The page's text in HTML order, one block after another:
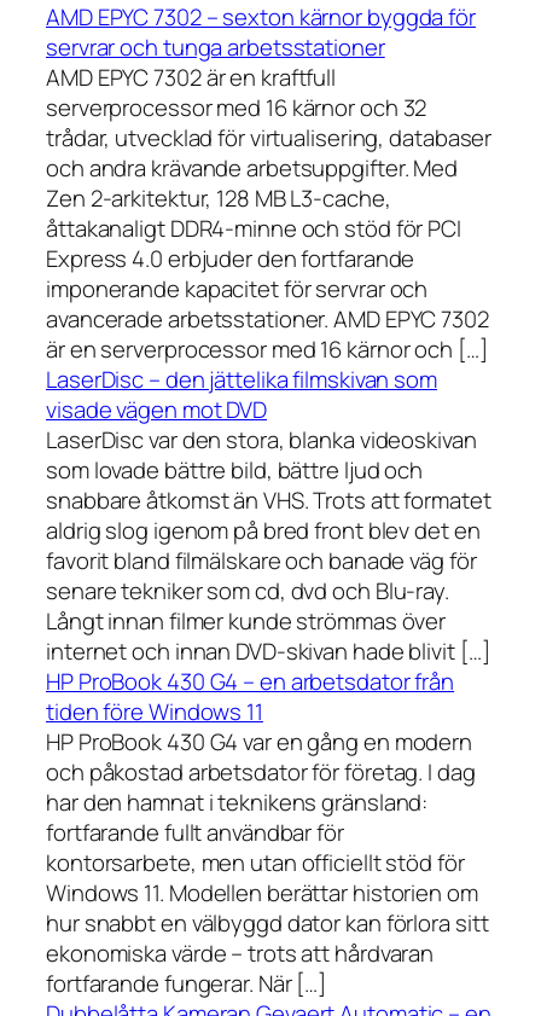
AMD EPYC 7302 – sexton kärnor byggda för
servrar och tunga arbetsstationer
AMD EPYC 7302 är en kraftfull
serverprocessor med 16 kärnor och 32
trådar, utvecklad för virtualisering, databaser
och andra krävande arbetsuppgifter. Med
Zen 2-arkitektur, 128 MB L3-cache,
åttakanaligt DDR4-minne och stöd för PCI
Express 4.0 erbjuder den fortfarande
imponerande kapacitet för servrar och
avancerade arbetsstationer. AMD EPYC 7302
är en serverprocessor med 16 kärnor och […]
LaserDisc – den jättelika filmskivan som
visade vägen mot DVD
LaserDisc var den stora, blanka videoskivan
som lovade bättre bild, bättre ljud och
snabbare åtkomst än VHS. Trots att formatet
aldrig slog igenom på bred front blev det en
favorit bland filmälskare och banade väg för
senare tekniker som cd, dvd och Blu-ray.
Långt innan filmer kunde strömmas över
internet och innan DVD-skivan hade blivit […]
HP ProBook 430 G4 – en arbetsdator från
tiden före Windows 11
HP ProBook 430 G4 var en gång en modern
och påkostad arbetsdator för företag. I dag
har den hamnat i teknikens gränsland:
fortfarande fullt användbar för
kontorsarbete, men utan officiellt stöd för
Windows 11. Modellen berättar historien om
hur snabbt en välbyggd dator kan förlora sitt
ekonomiska värde – trots att hårdvaran
fortfarande fungerar. När […]